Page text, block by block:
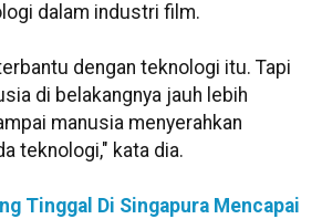
dalam industri film.
dengan teknologi itu. Tapi
di belakangnya jauh lebih
manusia menyerahkan
teknologi," kata dia.
Tinggal Di Singapura Mencapai